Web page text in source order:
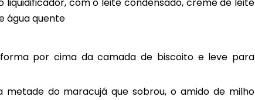
água quente
por cima da camada de biscoito e leve para
metade do maracujá que sobrou, o amido de milho